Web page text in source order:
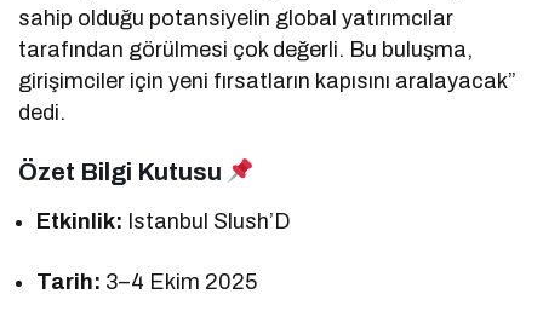
sahip olduğu potansiyelin global yatırımcılar
tarafından görülmesi çok değerli. Bu buluşma,
girişimciler için yeni fırsatların kapısını aralayacak”
dedi.
Özet Bilgi Kutusu
Etkinlik: Istanbul Slush’D
Tarih: 3–4 Ekim 2025